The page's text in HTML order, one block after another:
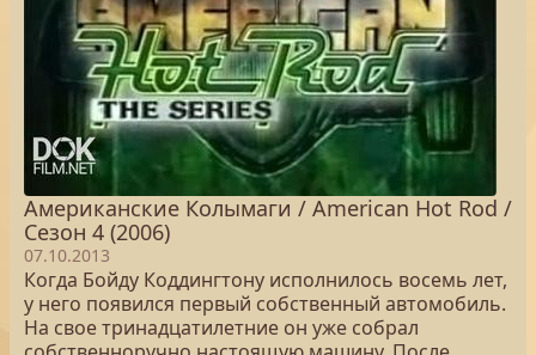
Американские Колымаги / American Hot Rod /
Сезон 4 (2006)
07.10.2013
Когда Бойду Коддингтону исполнилось восемь лет,
у него появился первый собственный автомобиль.
На свое тринадцатилетние он уже собрал